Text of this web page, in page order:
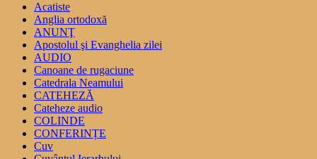
Acatiste
Anglia ortodoxă
ANUNŢ
Apostolul şi Evanghelia zilei
AUDIO
Canoane de rugaciune
Catedrala Neamului
CATEHEZĂ
Cateheze audio
COLINDE
CONFERINȚE
Cuv